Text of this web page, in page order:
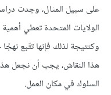
على سبيل المثال، وجدت دراسة
الولايات المتحدة تعطي
وكنتيجة لذلك فإنها تتّبع
هذا النقاش، يجب أن نجعل هذه
السلوك في مكان العمل.